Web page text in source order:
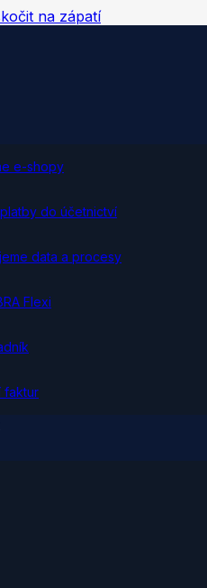
na zápatí
e-shopy
do účetnictví
data a procesy
Flexi
faktur